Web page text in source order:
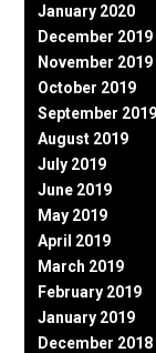
January 2020
December 2019
November 2019
October 2019
September 2019
August 2019
July 2019
June 2019
May 2019
April 2019
March 2019
February 2019
January 2019
December 2018